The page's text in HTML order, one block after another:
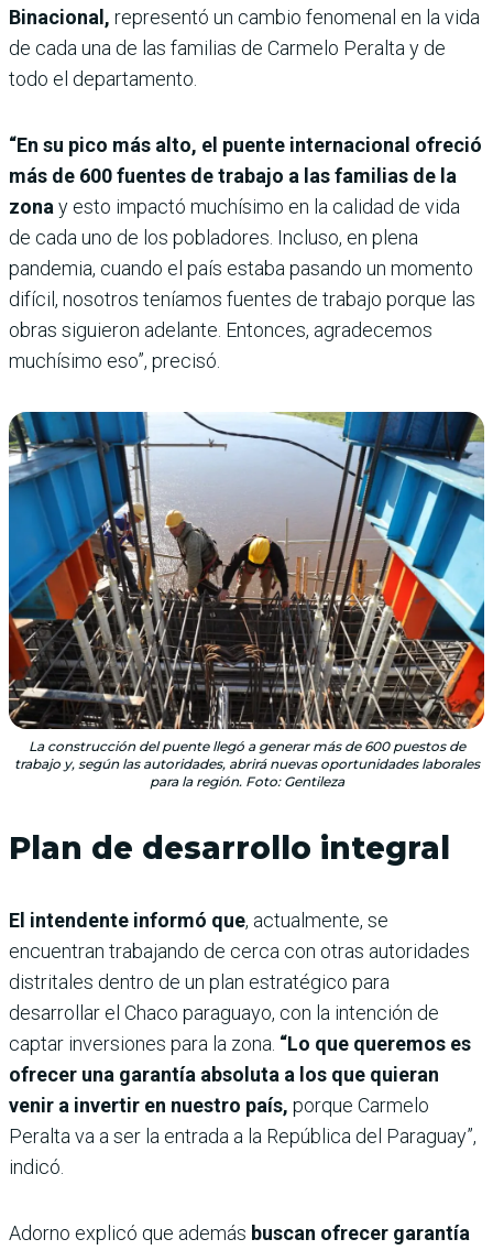
Binacional, representó un cambio fenomenal en la vida
de cada una de las familias de Carmelo Peralta y de
todo el departamento.
“En su pico más alto, el puente internacional ofreció
más de 600 fuentes de trabajo a las familias de la
zona y esto impactó muchísimo en la calidad de vida
de cada uno de los pobladores. Incluso, en plena
pandemia, cuando el país estaba pasando un momento
difícil, nosotros teníamos fuentes de trabajo porque las
obras siguieron adelante. Entonces, agradecemos
muchísimo eso”, precisó.
La construcción del puente llegó a generar más de 600 puestos de
trabajo y, según las autoridades, abrirá nuevas oportunidades laborales
para la región. Foto: Gentileza
Plan de desarrollo integral
El intendente informó que, actualmente, se
encuentran trabajando de cerca con otras autoridades
distritales dentro de un plan estratégico para
desarrollar el Chaco paraguayo, con la intención de
captar inversiones para la zona. “Lo que queremos es
ofrecer una garantía absoluta a los que quieran
venir a invertir en nuestro país, porque Carmelo
Peralta va a ser la entrada a la República del Paraguay”,
indicó.
Adorno explicó que además buscan ofrecer garantía